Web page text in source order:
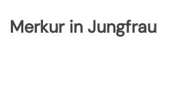
Merkur in Jungfrau